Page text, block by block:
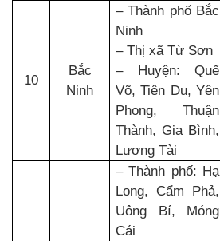
10
Bắc
Ninh
– Thành phố Bắc
Ninh
– Thị xã Từ Sơn
– Huyện: Quế
Võ, Tiên Du, Yên
Phong, Thuận
Thành, Gia Bình,
Lương Tài
– Thành phố: Hạ
Long, Cẩm Phả,
Uông Bí, Móng
Cái